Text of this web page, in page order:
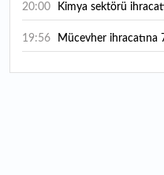
20:00 Kimya sektörü
19:56 Mücevher ihracatına